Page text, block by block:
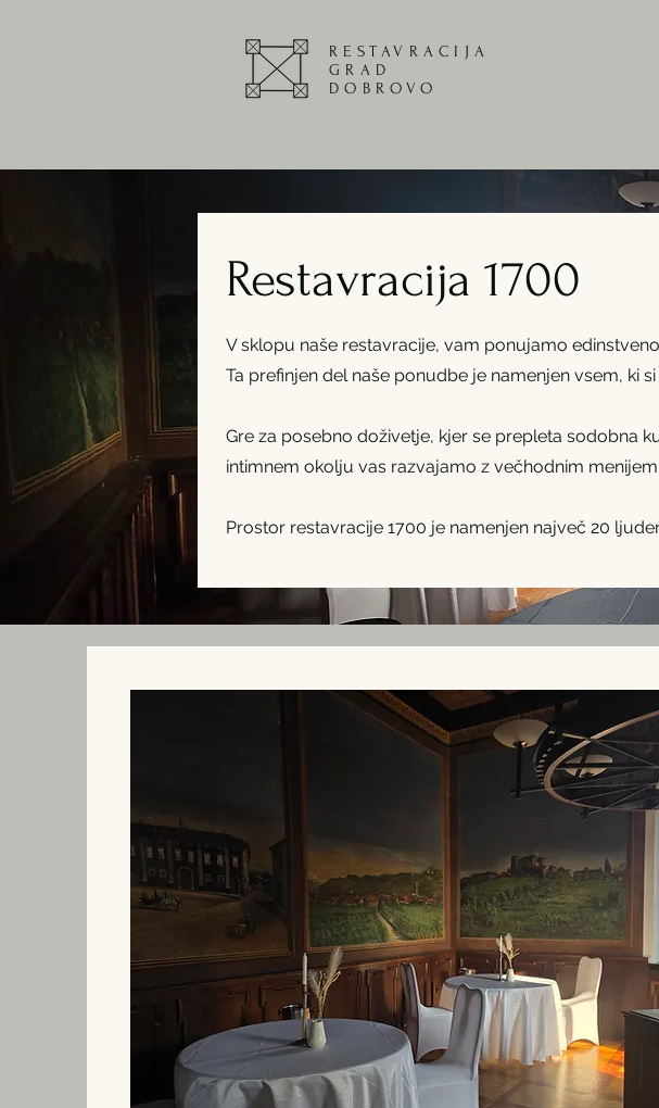
RESTAVRACIJA
GRAD
DOBROVO
Restavracija 1700
V sklopu naše restavracije, vam ponujamo
Ta prefinjen del naše ponudbe je namenjen vsem, ki
Gre za posebno doživetje, kjer se prepleta sodobna
intimnem okolju vas razvajamo z večhodnim
Prostor restavracije 1700 je namenjen največ 20